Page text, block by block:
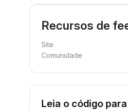
Recursos de
Site
Comunidade
Leia o código